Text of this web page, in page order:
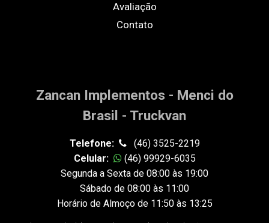
Avaliação
Contato
Zancan Implementos - Menci do
Brasil - Truckvan
Telefone:
(46) 3525-2219
Celular:
(46) 99929-6035
Segunda a Sexta de 08:00 às 19:00
Sábado de 08:00 às 11:00
Horário de Almoço de 11:50 às 13:25